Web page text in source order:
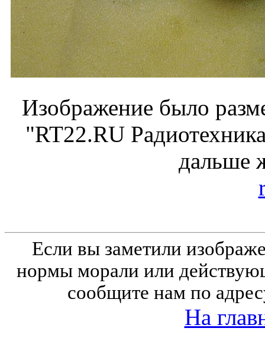
Изображение было
"RT22.RU
дальше
Если вы заметили
нормы морали или
сообщите нам по
На